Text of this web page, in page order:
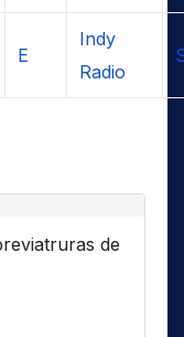
E
Indy
Radio
de